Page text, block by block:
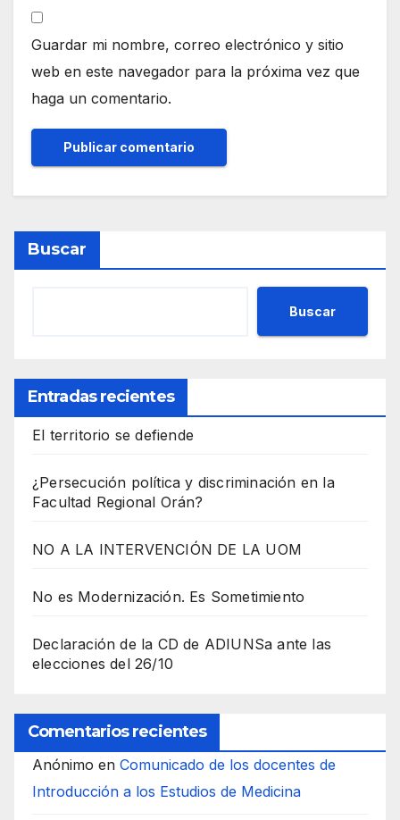
Guardar mi nombre, correo electrónico y sitio
web en este navegador para la próxima vez que
haga un comentario.
Buscar
Buscar
Entradas recientes
El territorio se defiende
¿Persecución política y discriminación en la
Facultad Regional Orán?
NO A LA INTERVENCIÓN DE LA UOM
No es Modernización. Es Sometimiento
Declaración de la CD de ADIUNSa ante las
elecciones del 26/10
Comentarios recientes
Anónimo en Comunicado de los docentes de
Introducción a los Estudios de Medicina